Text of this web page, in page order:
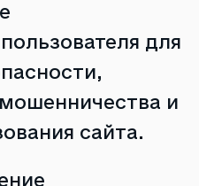
для
и
сайта.